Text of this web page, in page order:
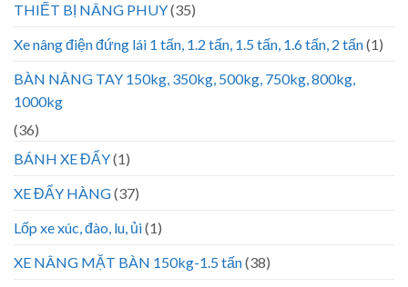
THIẾT BỊ NÂNG PHUY(35)
Xe nâng điện đứng lái 1 tấn, 1.2 tấn, 1.5 tấn, 1.6 tấn, 2 tấn(1)
BÀN NÂNG TAY 150kg, 350kg, 500kg, 750kg, 800kg,
1000kg
(36)
BÁNH XE ĐẨY(1)
XE ĐẨY HÀNG(37)
Lốp xe xúc, đào, lu, ủi(1)
XE NÂNG MẶT BÀN 150kg-1.5 tấn(38)